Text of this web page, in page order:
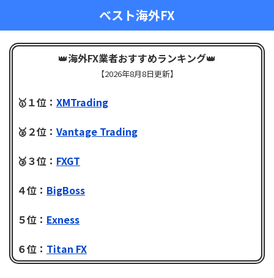
ベスト海外FX
👑海外FX業者おすすめランキング👑
【2026年8月8日更新】
🥇１位： XMTrading
🥈２位： Vantage Trading
🥉３位： FXGT
４位： BigBoss
５位： Exness
６位： Titan FX